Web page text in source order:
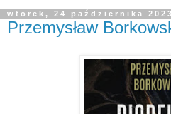
wtorek, 24 października 2023
Przemysław